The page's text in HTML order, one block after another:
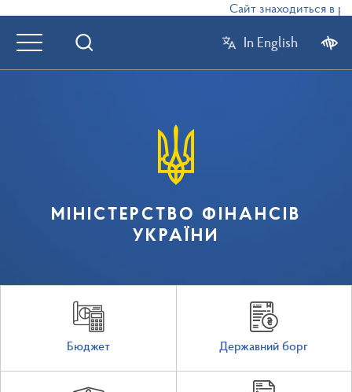
Сайт знаходиться в
In English
МІНІСТЕРСТВО ФІНАНСІВ
УКРАЇНИ
Бюджет Державний борг